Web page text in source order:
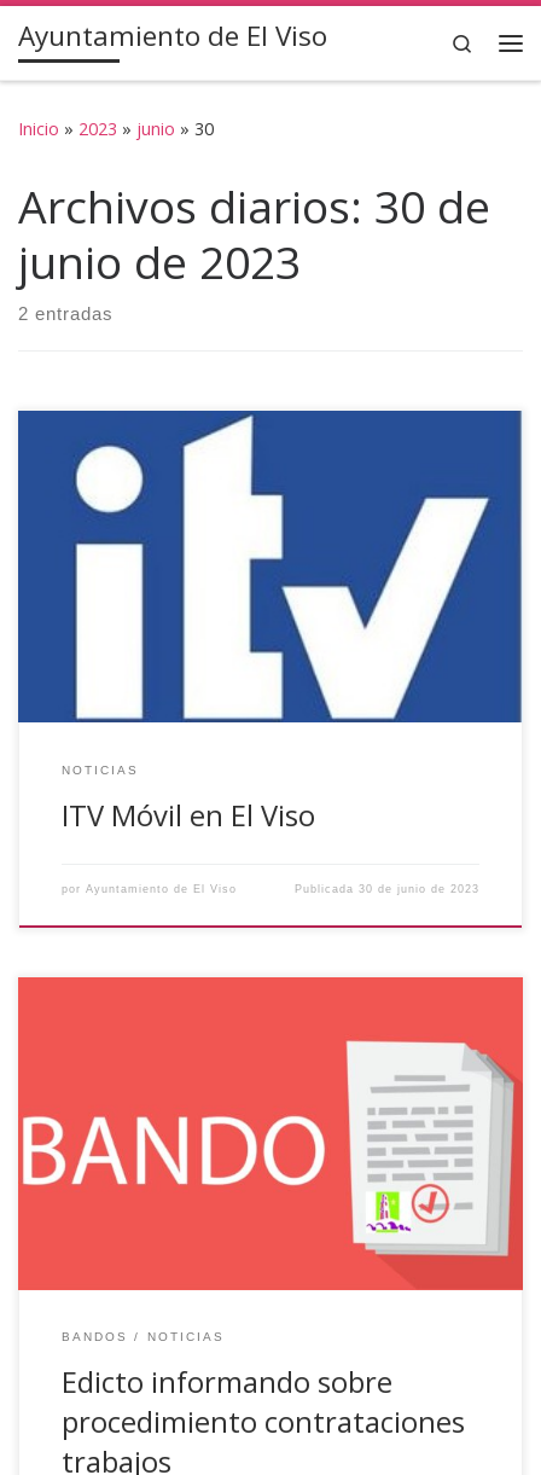
Saltar al contenido
Ayuntamiento de El Viso Search
Inicio » 2023 » junio » 30
Archivos diarios: 30 de
junio de 2023
2 entradas
Informamos a la ciudadanía viseña que el próximo 19 de
julio de 2023, la ITV móvil estará en El Viso para la
inspección de ciclomotores de dos ruedas. Será en horario
de 11:30 a 12:30 horas frente a la Piscina Municipal. Es
imprescindible: – Ir con cita previa solicitándola en […]
NOTICIAS
ITV Móvil en El Viso
por Ayuntamiento de El Viso Publicada30 de junio de 2023
Se hace saber a todos los vecin@s de la Localidad
interesados en las próximas contrataciones para la
realización de diversos trabajos durante la Feria y Fiestas
en Honor a Nuestra Patrona Santa Ana 2023, que podrán
dirigirse a este Ayuntamiento para ser informados acerca
del procedimiento de selección por el […]
BANDOS NOTICIAS
Edicto informando sobre
procedimiento contrataciones
trabajos